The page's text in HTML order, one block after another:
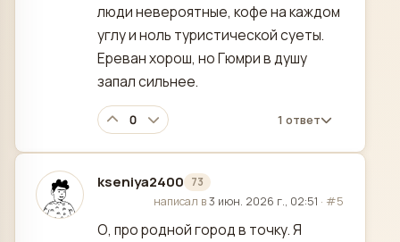
люди невероятные, кофе на каждом
углу и ноль туристической суеты.
Ереван хорош, но Гюмри в душу
запал сильнее.
0 1 ответ
kseniya2400 73
отредактировано
написал в3 июн. 2026 г., 02:51 · #5
О, про родной город в точку. Я